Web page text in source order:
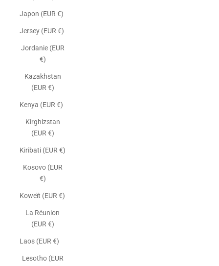
Japon (EUR €)
Jersey (EUR €)
Jordanie (EUR
€)
Kazakhstan
(EUR €)
Kenya (EUR €)
Kirghizstan
(EUR €)
Kiribati (EUR €)
Kosovo (EUR
€)
Koweït (EUR €)
La Réunion
(EUR €)
Laos (EUR €)
Lesotho (EUR